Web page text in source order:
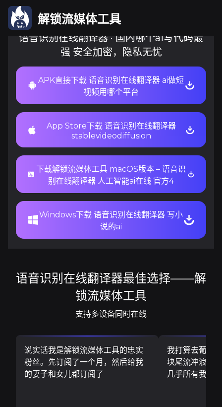
解锁流媒体工具
语音识别在线翻译器 · 国内哪个ai写代码最
强 安全加密，隐私无忧
APK直接下载 语音识别在线翻译器 ai做短
视频用哪个平台
App Store下载 语音识别在线翻译器
stablevideodiffusion
下载解锁流媒体工具 macOS版本 – 语音识
别在线翻译器 人工智能ai在线 官方4
Windows下载 语音识别在线翻译器 写小
说的ai
语音识别在线翻译器最佳选择——解
锁流媒体工具
支持多设备同时在线
说实话我是解锁流媒体工具的忠实
粉丝。先订阅了一个月，然后给我
的妻子和女儿都订阅了
我打算去葡萄
块尾流冲浪板
几乎所有我需